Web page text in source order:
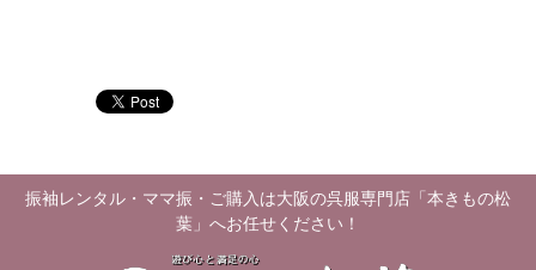
振袖レンタル・ママ振・ご購入は大阪の呉服専門店「本きもの松
葉」へお任せください！